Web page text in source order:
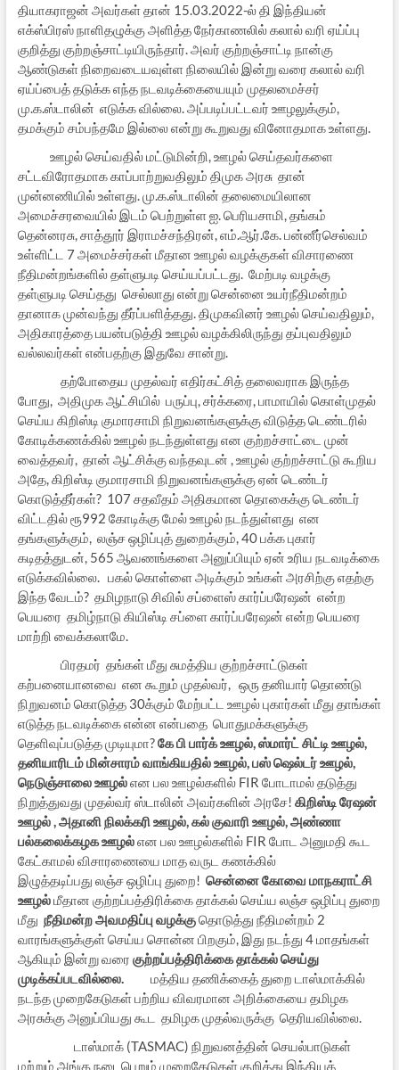
தியாகராஜன் அவர்கள் தான் 15.03.2022-ல் தி இந்தியன்
எக்ஸ்பிரஸ் நாளிதழுக்கு அளித்த நேர்காணலில் கலால் வரி ஏய்ப்பு
குறித்து குற்றஞ்சாட்டியிருந்தார். அவர் குற்றஞ்சாட்டி நான்கு
ஆண்டுகள் நிறைவடையவுள்ள நிலையில் இன்று வரை கலால் வரி
ஏய்ப்பைத் தடுக்க எந்த நடவடிக்கையையும் முதலமைச்சர்
மு.க.ஸ்டாலின் எடுக்க வில்லை. அப்படிப்பட்டவர் ஊழலுக்கும்,
தமக்கும் சம்பந்தமே இல்லை என்று கூறுவது வினோதமாக உள்ளது.
ஊழல் செய்வதில் மட்டுமின்றி, ஊழல் செய்தவர்களை
சட்டவிரோதமாக காப்பாற்றுவதிலும் திமுக அரசு தான்
முன்னணியில் உள்ளது. மு.க.ஸ்டாலின் தலைமையிலான
அமைச்சரவையில் இடம் பெற்றுள்ள ஐ. பெரியசாமி, தங்கம்
தென்னரசு, சாத்தூர் இராமச்சந்திரன், எம்.ஆர்.கே. பன்னீர்செல்வம்
உள்ளிட்ட 7 அமைச்சர்கள் மீதான ஊழல் வழக்குகள் விசாரணை
நீதிமன்றங்களில் தள்ளுபடி செய்யப்பட்டது. மேற்படி வழக்கு
தள்ளுபடி செய்தது செல்லாது என்று சென்னை உயர்நீதிமன்றம்
தானாக முன்வந்து தீர்ப்பளித்தது. திமுகவினர் ஊழல் செய்வதிலும்,
அதிகாரத்தை பயன்படுத்தி ஊழல் வழக்கிலிருந்து தப்புவதிலும்
வல்லவர்கள் என்பதற்கு இதுவே சான்று.
தற்போதைய முதல்வர் எதிர்கட்சித் தலைவராக இருந்த
போது, அதிமுக ஆட்சியில் பருப்பு, சர்க்கரை, பாமாயில் கொள்முதல்
செய்ய கிறிஸ்டி குமாரசாமி நிறுவனங்களுக்கு விடுத்த டெண்டரில்
கோடிக்கணக்கில் ஊழல் நடந்துள்ளது என குற்றச்சாட்டை முன்
வைத்தவர், தான் ஆட்சிக்கு வந்தவுடன் , ஊழல் குற்றச்சாட்டு கூறிய
அதே, கிறிஸ்டி குமாரசாமி நிறுவனங்களுக்கு ஏன் டெண்டர்
கொடுத்தீர்கள்? 107 சதவீதம் அதிகமான தொகைக்கு டெண்டர்
விட்டதில் ரூ992 கோடிக்கு மேல் ஊழல் நடந்துள்ளது என
தங்களுக்கும், லஞ்ச ஒழிப்புத் துறைக்கும், 40 பக்க புகார்
கடிதத்துடன், 565 ஆவணங்களை அனுப்பியும் ஏன் உரிய நடவடிக்கை
எடுக்கவில்லை. பகல் கொள்ளை அடிக்கும் உங்கள் அரசிற்கு எதற்கு
இந்த வேடம்? தமிழநாடு சிவில் சப்ளைஸ் கார்ப்பரேஷன் என்ற
பெயரை தமிழ்நாடு கியிஸ்டி சப்ளை கார்ப்பரேஷன் என்ற பெயரை
மாற்றி வைக்கலாமே.
பிரதமர் தங்கள் மீது சுமத்திய குற்றச்சாட்டுகள்
கற்பனையானவை என கூறும் முதல்வர், ஒரு தனியார் தொண்டு
நிறுவனம் கொடுத்த 30க்கும் மேற்பட்ட ஊழல் புகார்கள் மீது தாங்கள்
எடுத்த நடவடிக்கை என்ன என்பதை பொதுமக்களுக்கு
தெளிவுப்படுத்த முடியுமா?கே பி பார்க் ஊழல், ஸ்மார்ட் சிட்டி ஊழல்,
தனியாரிடம் மின்சாரம் வாங்கியதில் ஊழல், பஸ் ஷெல்டர் ஊழல்,
நெடுஞ்சாலை ஊழல்என பல ஊழல்களில் FIR போடாமல் தடுத்து
நிறுத்துவது முதல்வர் ஸ்டாலின் அவர்களின் அரசே! கிறிஸ்டி ரேஷன்
ஊழல் , அதானி நிலக்கரி ஊழல், கல் குவாரி ஊழல், அண்ணா
பல்கலைக்கழக ஊழல்என பல ஊழல்களில் FIR போட அனுமதி கூட
கேட்காமல் விசாரணையை மாத வருட கணக்கில்
இழுத்தடிப்பது லஞ்ச ஒழிப்பு துறை! சென்னை கோவை மாநகராட்சி
ஊழல்மீதான குற்றப்பத்திரிக்கை தாக்கல் செய்ய லஞ்ச ஒழிப்பு துறை
மீது நீதிமன்ற அவமதிப்பு வழக்குதொடுத்து நீதிமன்றம் 2
வாரங்களுக்குள் செய்ய சொன்ன பிறகும், இது நடந்து 4 மாதங்கள்
ஆகியும் இன்று வரை குற்றப்பத்திரிக்கை தாக்கல் செய்து
முடிக்கப்படவில்லை.
மத்திய தணிக்கைத் துறை டாஸ்மாக்கில்
நடந்த முறைகேடுகள் பற்றிய விவரமான அறிக்கையை தமிழக
அரசுக்கு அனுப்பியது கூட தமிழக முதல்வருக்கு தெரியவில்லை.
டாஸ்மாக் (TASMAC) நிறுவனத்தின் செயல்பாடுகள்
மற்றும் அங்கு நடைபெறும் முறைகேடுகள் குறித்து இந்தியத்